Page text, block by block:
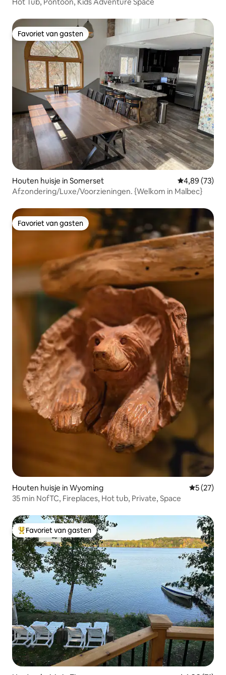
Favoriet van gasten
Favoriet van gasten
Houten huisje in Somerset Gemiddelde
4,89 (73)
Afzondering/Luxe/Voorzieningen. {Welkom in Malbec}
Favoriet van gasten
Favoriet van gasten
Houten huisje in Wyoming
5 (27)
35 min NofTC, Fireplaces, Hot tub, Private, Space
Topfavoriet van gasten
Favoriet van gasten